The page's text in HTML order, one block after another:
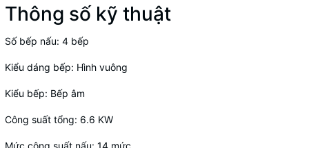
Thông số kỹ thuật
Số bếp nấu: 4 bếp
Kiểu dáng bếp: Hình vuông
Kiểu bếp: Bếp âm
Công suất tổng: 6.6 KW
Mức công suất nấu: 14 mức